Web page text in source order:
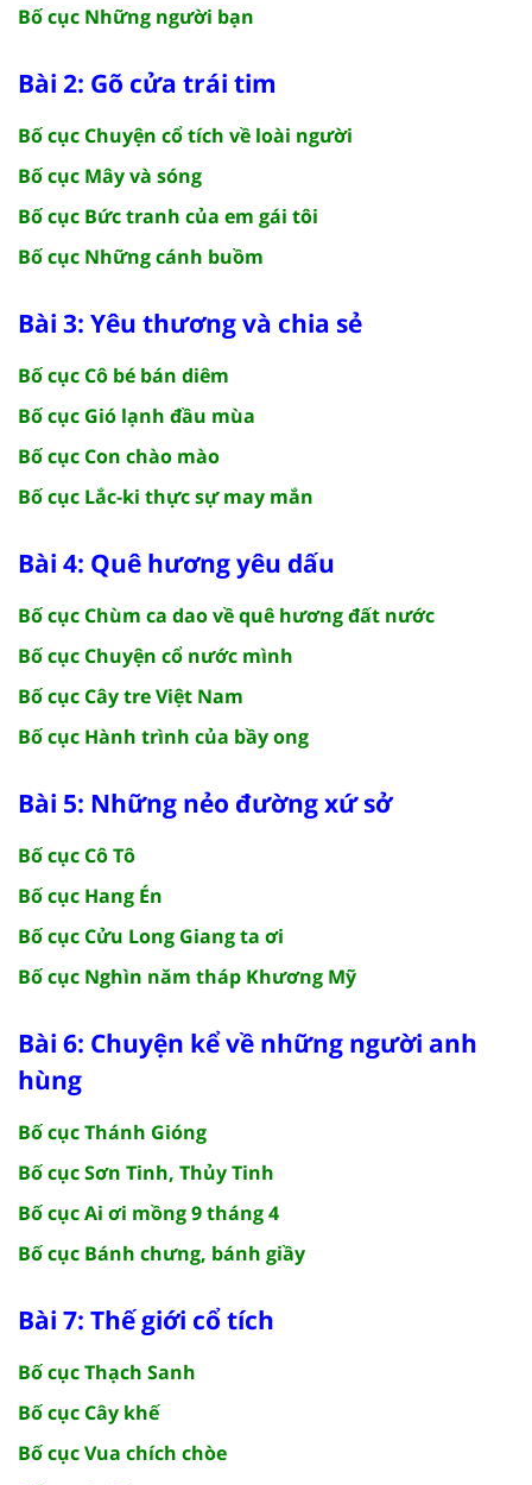
Bố cục Những người bạn
Bài 2: Gõ cửa trái tim
Bố cục Chuyện cổ tích về loài người
Bố cục Mây và sóng
Bố cục Bức tranh của em gái tôi
Bố cục Những cánh buồm
Bài 3: Yêu thương và chia sẻ
Bố cục Cô bé bán diêm
Bố cục Gió lạnh đầu mùa
Bố cục Con chào mào
Bố cục Lắc-ki thực sự may mắn
Bài 4: Quê hương yêu dấu
Bố cục Chùm ca dao về quê hương đất nước
Bố cục Chuyện cổ nước mình
Bố cục Cây tre Việt Nam
Bố cục Hành trình của bầy ong
Bài 5: Những nẻo đường xứ sở
Bố cục Cô Tô
Bố cục Hang Én
Bố cục Cửu Long Giang ta ơi
Bố cục Nghìn năm tháp Khương Mỹ
Bài 6: Chuyện kể về những người anh
hùng
Bố cục Thánh Gióng
Bố cục Sơn Tinh, Thủy Tinh
Bố cục Ai ơi mồng 9 tháng 4
Bố cục Bánh chưng, bánh giầy
Bài 7: Thế giới cổ tích
Bố cục Thạch Sanh
Bố cục Cây khế
Bố cục Vua chích chòe